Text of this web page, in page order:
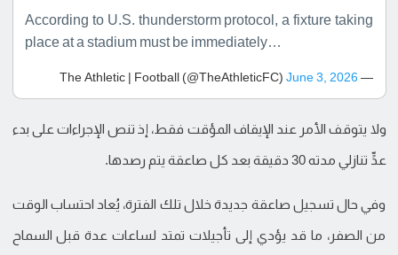
According to U.S. thunderstorm protocol, a fixture taking
place at a stadium must be immediately…
— The Athletic | Football (@TheAthleticFC)
June 3, 2026
ولا يتوقف الأمر عند الإيقاف المؤقت فقط، إذ تنص الإجراءات على بدء
عدٍّ تنازلي مدته 30 دقيقة بعد كل صاعقة يتم رصدها.
وفي حال تسجيل صاعقة جديدة خلال تلك الفترة، يُعاد احتساب الوقت
من الصفر، ما قد يؤدي إلى تأجيلات تمتد لساعات عدة قبل السماح